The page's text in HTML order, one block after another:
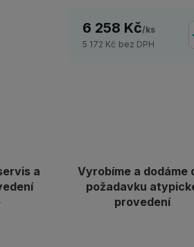
6 258 Kč/ks
5 172 Kč bez DPH
a
Vyrobíme a dodáme
požadavku
provedení